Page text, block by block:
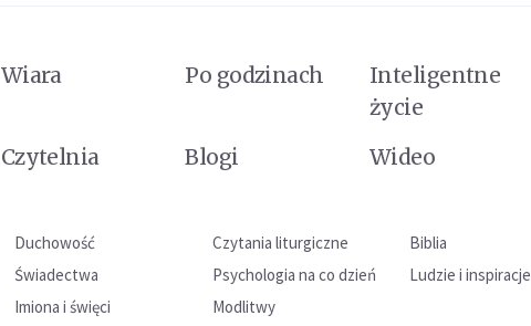
Wiara Po godzinach
Inteligentne
życie
Czytelnia Blogi Wideo
Duchowość Czytania liturgiczne
Biblia
Świadectwa Psychologia na co dzień
Ludzie i inspiracje
Imiona i święci Modlitwy